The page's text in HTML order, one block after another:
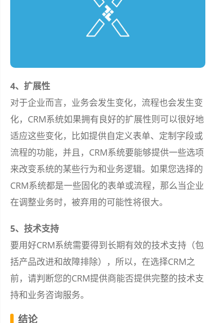
4、扩展性
对于企业而言，业务会发生变化，流程也会发生变
化，CRM系统如果拥有良好的扩展性则可以很好地
适应这些变化，比如提供自定义表单、定制字段或
流程的功能，并且，CRM系统要能够提供一些选项
来改变系统的某些行为和业务逻辑。如果您选择的
CRM系统都是一些固化的表单或流程，那么当企业
在调整业务时，被弃用的可能性将很大。
5、技术支持
要用好CRM系统需要得到长期有效的技术支持（包
括产品改进和故障排除），所以，在选择CRM之
前，请判断您的CRM提供商能否提供完整的技术支
持和业务咨询服务。
结论